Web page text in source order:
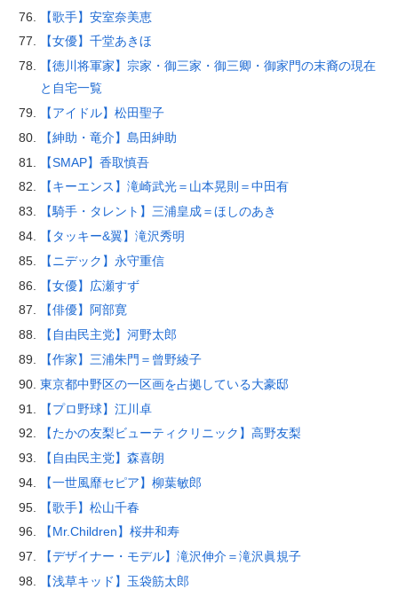
【歌手】安室奈美恵
【女優】千堂あきほ
【徳川将軍家】宗家・御三家・御三卿・御家門の末裔の現在
と自宅一覧
【アイドル】松田聖子
【紳助・竜介】島田紳助
【SMAP】香取慎吾
【キーエンス】滝崎武光＝山本晃則＝中田有
【騎手・タレント】三浦皇成＝ほしのあき
【タッキー&翼】滝沢秀明
【ニデック】永守重信
【女優】広瀬すず
【俳優】阿部寛
【自由民主党】河野太郎
【作家】三浦朱門＝曾野綾子
東京都中野区の一区画を占拠している大豪邸
【プロ野球】江川卓
【たかの友梨ビューティクリニック】高野友梨
【自由民主党】森喜朗
【一世風靡セピア】柳葉敏郎
【歌手】松山千春
【Mr.Children】桜井和寿
【デザイナー・モデル】滝沢伸介＝滝沢眞規子
【浅草キッド】玉袋筋太郎